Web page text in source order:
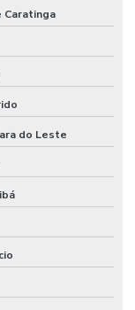
Caratinga
do Leste